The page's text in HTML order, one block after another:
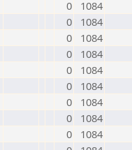
0
1084
0
1084
0
1084
0
1084
0
1084
0
1084
0
1084
0
1084
0
1084